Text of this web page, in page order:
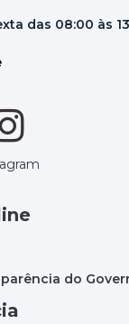
das 08:00 às
do